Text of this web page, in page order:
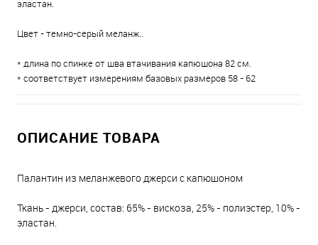
эластан.
Цвет - темно-серый меланж..
* длина по спинке от шва втачивания капюшона 82 см.
* соответствует измерениям базовых размеров 58 - 62
ОПИСАНИЕ ТОВАРА
Палантин из меланжевого джерси с капюшоном
Ткань - джерси, состав: 65% - вискоза, 25% - полиэстер, 10% -
эластан.